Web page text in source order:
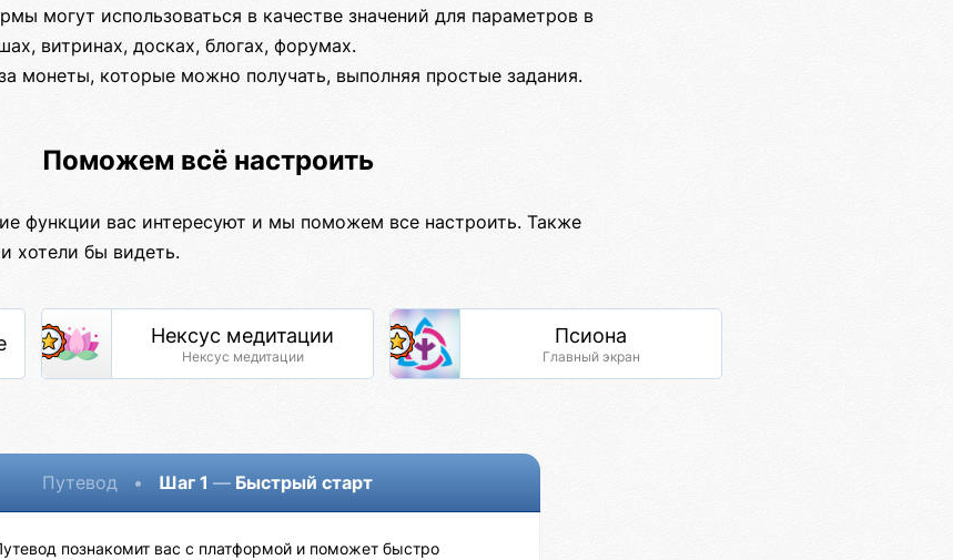
могут использоваться в качестве значений для параметров в
витринах, досках, блогах, форумах.
монеты, которые можно получать, выполняя простые задания.
Поможем всё настроить
функции вас интересуют и мы поможем все настроить. Также
хотели бы видеть.
Нексус медитации
Нексус медитации
Псиона
Главный экран
Путевод • Шаг 1 — Быстрый старт
познакомит вас с платформой и поможет быстро